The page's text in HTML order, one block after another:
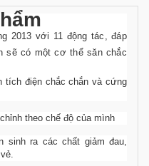
2013 với 11 động tác, đáp
sẽ có một cơ thể săn chắc
tích điện chắc chắn và cứng
theo chế độ của mình
ra các chất giảm đau,